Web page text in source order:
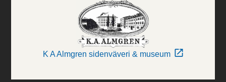
K A Almgren sidenväveri & museum